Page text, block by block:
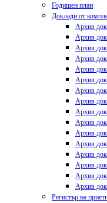
Годишен план
Доклади от
Архив
Архив
Архив
Архив
Архив
Архив
Архив
Архив
Архив
Архив
Архив
Архив
Архив
Архив
Архив
Архив
Регистър на